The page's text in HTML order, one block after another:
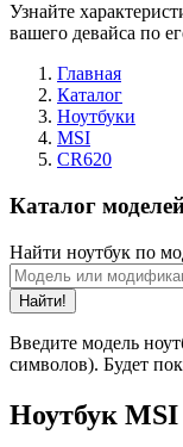
Узнайте
вашего девайса по
Главная
Каталог
Ноутбуки
MSI
CR620
Каталог
Найти ноутбук по
Найти!
Введите модель
символов). Будет
Ноутбук MSI